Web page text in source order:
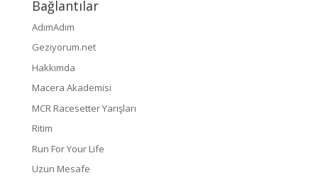
Bağlantılar
AdımAdım
Geziyorum.net
Hakkımda
Macera Akademisi
MCR Racesetter Yarışları
Ritim
Run For Your Life
Uzun Mesafe